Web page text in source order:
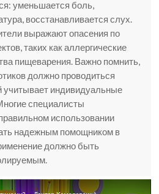
уменьшается боль,
восстанавливается слух.
выражают опасения по
таких как аллергические
пищеварения. Важно помнить,
должно проводиться
учитывает индивидуальные
специалисты
использовании
надежным помощником в
должно быть